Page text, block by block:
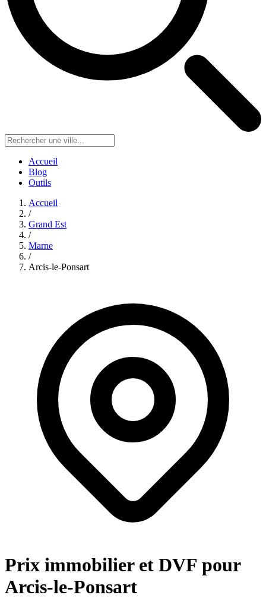
Accueil
Blog
Outils
Accueil
/
Grand Est
/
Marne
/
Arcis-le-Ponsart
Prix immobilier et DVF pour
Arcis-le-Ponsart